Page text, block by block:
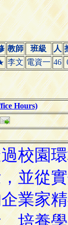
教師 班級 人
李文 電資一 46
Hours)